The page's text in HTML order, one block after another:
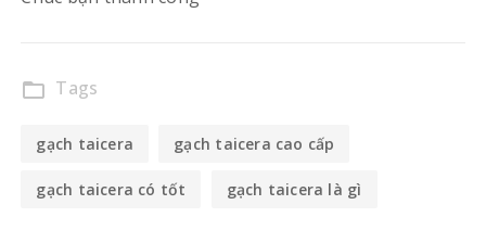
folder_open Tags
gạch taicera gạch taicera cao cấp
gạch taicera có tốt gạch taicera là gì